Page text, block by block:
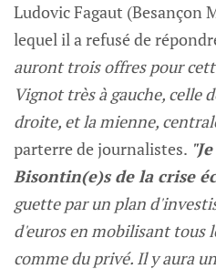
Ludovic Fagaut (Besançon
lequel il a refusé de
auront trois offres pour
Vignot très à gauche, celle
droite, et la mienne,
parterre de journalistes.
Bisontin(e)s de la crise
guette par un plan
d'euros en mobilisant tous
comme du privé. Il y aura